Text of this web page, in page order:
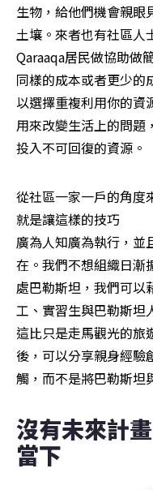
生物，給他們機會親眼
土壤。來者也有社區人
Qaraaqa居民做協助做
同樣的成本或者更少的
以選擇重複利用你的資
用來改變生活上的問題
投入不可回復的資源。
從社區一家一戶的角度
就是讓這樣的技巧
廣為人知廣為執行，並
在。我們不想組織日漸
處巴勒斯坦，我們可以
工、實習生與巴勒斯坦
這比只是走馬觀光的旅
後，可以分享親身經驗
觸，而不是將巴勒斯坦
沒有未來計
當下